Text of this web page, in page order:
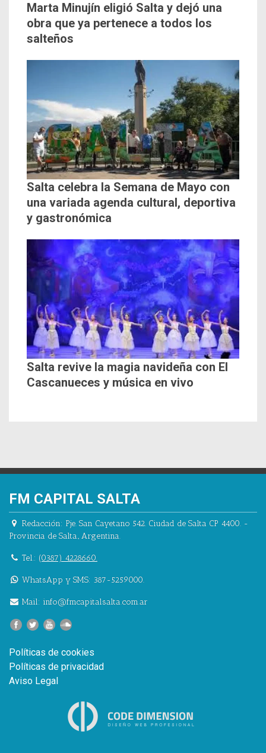
Marta Minujín eligió Salta y dejó una
obra que ya pertenece a todos los
salteños
Salta celebra la Semana de Mayo con
una variada agenda cultural, deportiva
y gastronómica
Salta revive la magia navideña con El
Cascanueces y música en vivo
FM CAPITAL SALTA
Redacción: Pje. San Cayetano 542. Ciudad de Salta CP 4400. -
Provincia de Salta., Argentina.
Tel.: (0387) 4228660.
WhatsApp y SMS: 387-5259000.
Mail: info@fmcapitalsalta.com.ar
Políticas de cookies
Políticas de privacidad
Aviso Legal